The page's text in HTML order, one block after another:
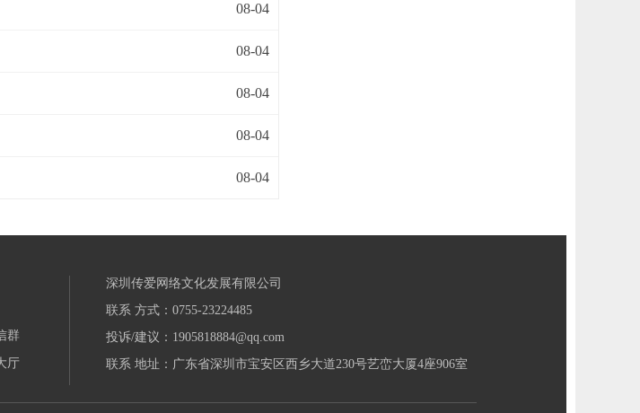
08-04
08-04
08-04
08-04
08-04
群
厅
深圳传爱网络文化发展有限公司
联系 方式：0755-23224485
投诉/建议：1905818884@qq.com
联系 地址：广东省深圳市宝安区西乡大道230号艺峦大厦4座906室